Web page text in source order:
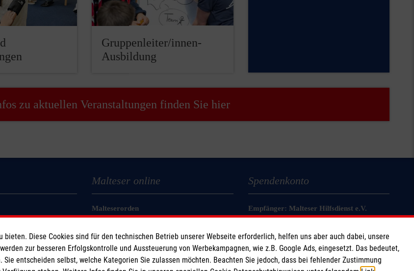
Gruppenleiter/innen-
Ausbildung
zu aktuellen Veranstaltungen finden Sie hier
Malteser online
Malteserorden
Malteser International
Sharepoint
Spendenkonto
Empfänger: Malteser Hilfsdienst e.V.
BIC: GENODED1PA7
Stichwort "Malteser Jugend"
Diese Cookies sind für den technischen Betrieb unserer Webseite erforderlich, helfen uns aber auch dabei, unsere
zur besseren Erfolgskontrolle und Aussteuerung von Werbekampagnen, wie z.B. Google Ads, eingesetzt. Das bedeutet,
entscheiden selbst, welche Kategorien Sie zulassen möchten. Beachten Sie jedoch, dass bei fehlender Zustimmung